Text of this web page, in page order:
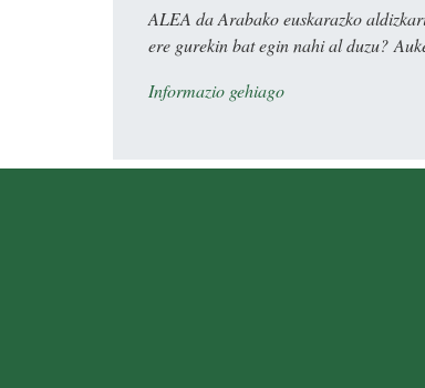
ALEA da Arabako euskarazko
ere gurekin bat egin nahi al duzu?
Informazio gehiago